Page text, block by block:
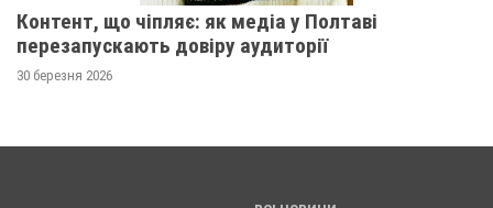
Контент, що чіпляє: як медіа у Полтаві
перезапускають довіру аудиторії
30 березня 2026